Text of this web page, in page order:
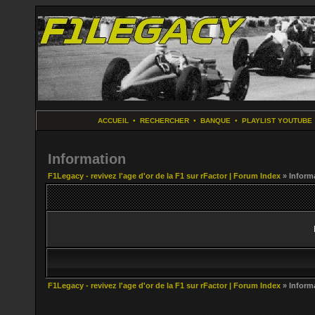
ACCUEIL • RECHERCHER• BANQUE • PLAYLIST YOUTUBE
Information
F1Legacy - revivez l'age d'or de la F1 sur rFactor | Forum Index »
F1Legacy - revivez l'age d'or de la F1 sur rFactor | Forum Index »